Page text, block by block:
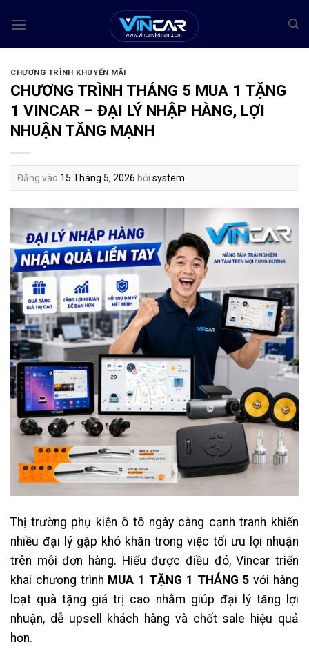
qua
CHƯƠNG TRÌNH KHUYẾN MÃI
CHƯƠNG TRÌNH THÁNG 5 MUA 1 TẶNG
1 VINCAR – ĐẠI LÝ NHẬP HÀNG, LỢI
NHUẬN TĂNG MẠNH
Đăng vào 15 Tháng 5, 2026 bởi system
Thị trường phụ kiện ô tô ngày càng cạnh tranh khiến
nhiều đại lý gặp khó khăn trong việc tối ưu lợi nhuận
trên mỗi đơn hàng. Hiểu được điều đó, Vincar triển
khai chương trình MUA 1 TẶNG 1 THÁNG 5 với hàng
loạt quà tặng giá trị cao nhằm giúp đại lý tăng lợi
nhuận, dễ upsell khách hàng và chốt sale hiệu quả
hơn.